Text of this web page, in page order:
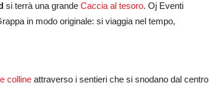
si terrà una grande Caccia al tesoro. Oj Eventi
in modo originale: si viaggia nel tempo,
colline attraverso i sentieri che si snodano dal centro